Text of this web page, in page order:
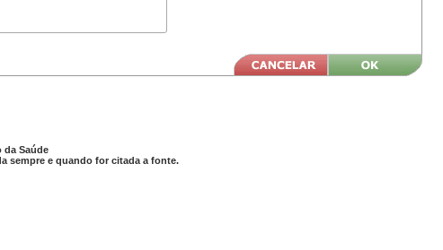
da Saúde
sempre e quando for citada a fonte.